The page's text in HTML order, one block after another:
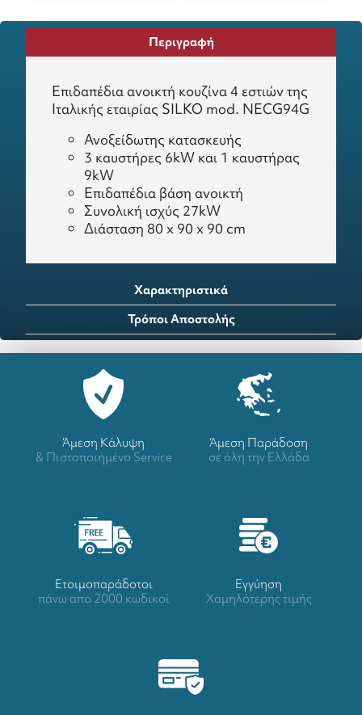
Περιγραφή
Επιδαπέδια ανοικτή κουζίνα 4 εστιών της
Ιταλικής εταιρίας SILKO mod. NECG94G
Ανοξείδωτης κατασκευής
3 καυστήρες 6kW και 1 καυστήρας
9kW
Επιδαπέδια βάση ανοικτή
Συνολική ισχύς 27kW
Διάσταση 80 x 90 x 90 cm
Χαρακτηριστικά
Τρόποι Αποστολής
Άμεση Κάλυψη
& Πιστοποιημένο Service
Άμεση Παράδοση
σε όλη την Ελλάδα
Ετοιμοπαράδοτοι
πάνω απο 2000 κωδικοί
Eγγύηση
Χαμηλότερης τιμής